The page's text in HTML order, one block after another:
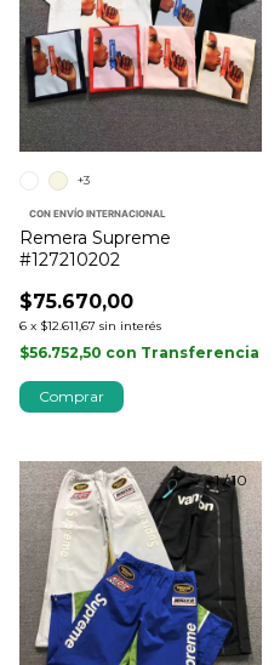
CON ENVÍO INTERNACIONAL
Remera Supreme
#127210202
$75.670,00
6 x $12.611,67 sin interés
$56.752,50 con Transferencia
+3
Comprar
1/10